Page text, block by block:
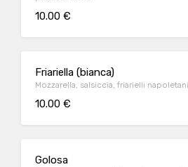
10.00 €
Friariella (bianca)
Mozzarella, salsiccia, friarielli napoletani
10.00 €
Golosa